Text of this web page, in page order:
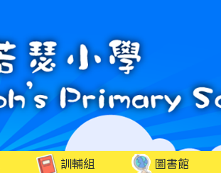
訓輔組 圖書館